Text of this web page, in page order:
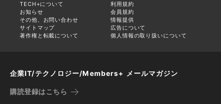
TECH+について
利用規約
お知らせ
会員規約
その他、お問い合わせ
情報提供
サイトマップ
広告について
著作権と転載について
個人情報の取り扱いについて
企業IT/テクノロジー/Members+ メールマガジン
購読登録はこちら